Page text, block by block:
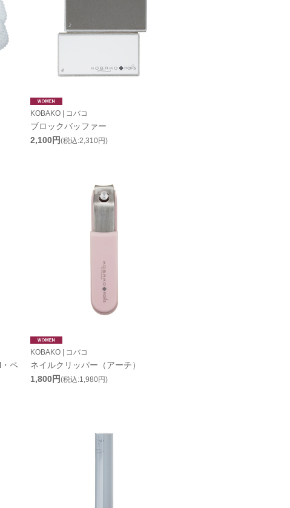
KOBAKO | コバコ
ブロックバッファー
2,100円(税込:2,310円)
ペ
KOBAKO | コバコ
ネイルクリッパー（アーチ）
1,800円(税込:1,980円)